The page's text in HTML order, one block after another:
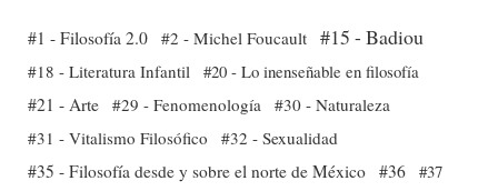
#1 - Filosofía 2.0 #2 - Michel Foucault #15 - Badiou
#18 - Literatura Infantil #20 - Lo inenseñable en filosofía
#21 - Arte #29 - Fenomenología
#30 - Naturaleza
#31 - Vitalismo Filosófico
#32 - Sexualidad
#35 - Filosofía desde y sobre el norte de México #36 #37